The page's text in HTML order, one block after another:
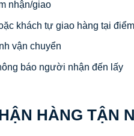
nhận/giao
khách tự giao hàng tại
vận chuyển
báo người nhận đến lấy
HÀNG TẬN